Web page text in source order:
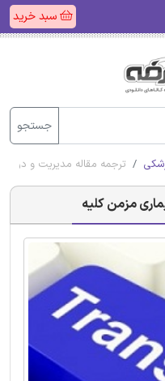
سبد خرید
جستجو
ترجمه مقاله مدیریت و
مزمن کلیه